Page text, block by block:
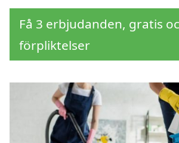
Få 3 erbjudanden, gratis
förpliktelser